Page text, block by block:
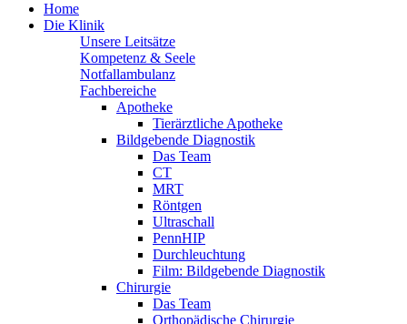
Home
Die Klinik
Unsere Leitsätze
Kompetenz & Seele
Notfallambulanz
Fachbereiche
Apotheke
Tierärztliche Apotheke
Bildgebende Diagnostik
Das Team
CT
MRT
Röntgen
Ultraschall
PennHIP
Durchleuchtung
Film: Bildgebende Diagnostik
Chirurgie
Das Team
Orthopädische Chirurgie